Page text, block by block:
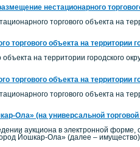
нестационарного
торгового объекта на
объекта на территории
на территории городского
объекта на территории
торгового объекта на
Ола» (на универсальной
аукциона в электронной форме,
Йошкар-Ола» (далее –